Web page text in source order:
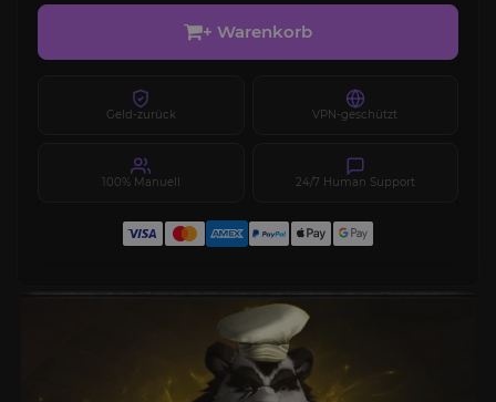
+ Warenkorb
Geld-zurück VPN-geschützt
100% Manuell 24/7 Human Support